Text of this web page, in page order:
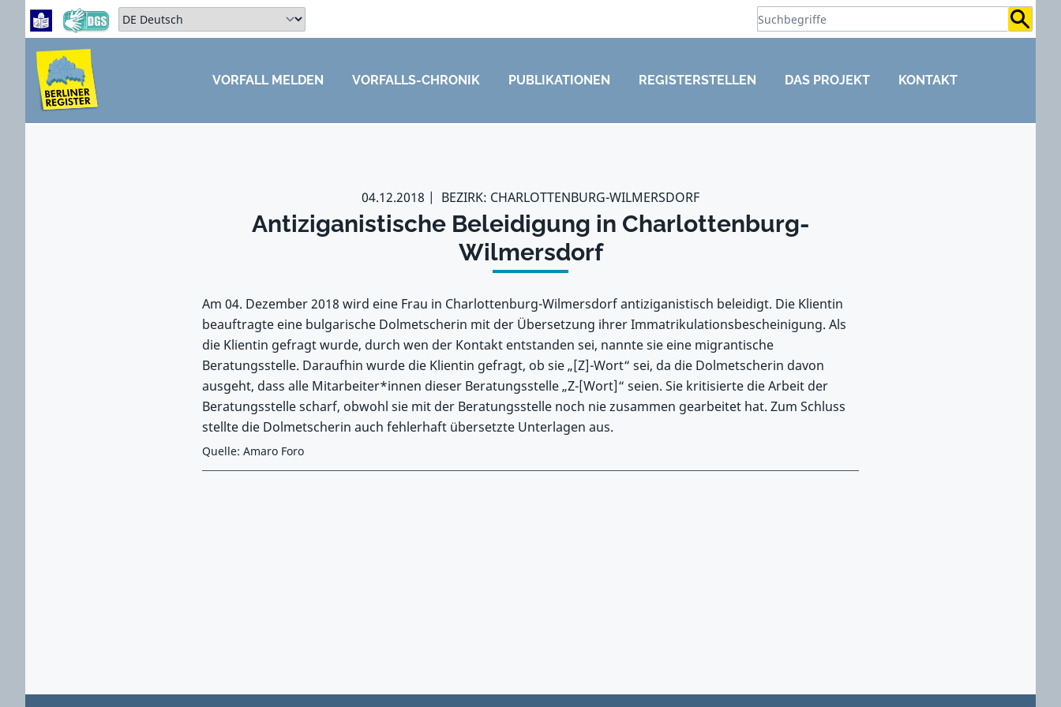
Zum Hauptbereich springen
Zum Hauptmenü springen
Sprache auswählen:
ZUM HAUPTBEREICH SPRINGEN
VORFALL MELDEN VORFALLS-CHRONIK PUBLIKATIONEN REGISTERSTELLEN DAS PROJEKT KONTAKT
04.12.2018 BEZIRK: CHARLOTTENBURG-WILMERSDORF
Antiziganistische Beleidigung in Charlottenburg-
Wilmersdorf
Am 04. Dezember 2018 wird eine Frau in Charlottenburg-Wilmersdorf antiziganistisch beleidigt. Die Klientin
beauftragte eine bulgarische Dolmetscherin mit der Übersetzung ihrer Immatrikulationsbescheinigung. Als
die Klientin gefragt wurde, durch wen der Kontakt entstanden sei, nannte sie eine migrantische
Beratungsstelle. Daraufhin wurde die Klientin gefragt, ob sie „[Z]-Wort“ sei, da die Dolmetscherin davon
ausgeht, dass alle Mitarbeiter*innen dieser Beratungsstelle „Z-[Wort]“ seien. Sie kritisierte die Arbeit der
Beratungsstelle scharf, obwohl sie mit der Beratungsstelle noch nie zusammen gearbeitet hat. Zum Schluss
stellte die Dolmetscherin auch fehlerhaft übersetzte Unterlagen aus.
Quelle: Amaro Foro